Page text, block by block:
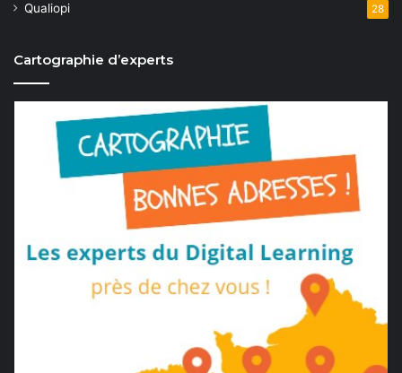
Qualiopi 28
Cartographie d’experts